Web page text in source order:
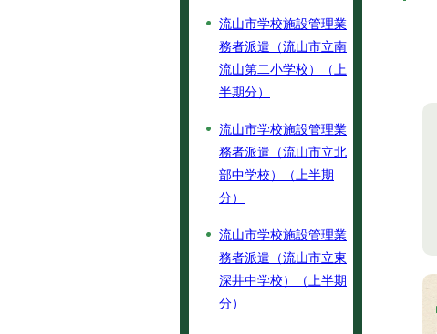
流山市学校施設管理業
務者派遣（流山市立南
流山第二小学校）（上
半期分）
流山市学校施設管理業
務者派遣（流山市立北
部中学校）（上半期
分）
流山市学校施設管理業
務者派遣（流山市立東
深井中学校）（上半期
分）